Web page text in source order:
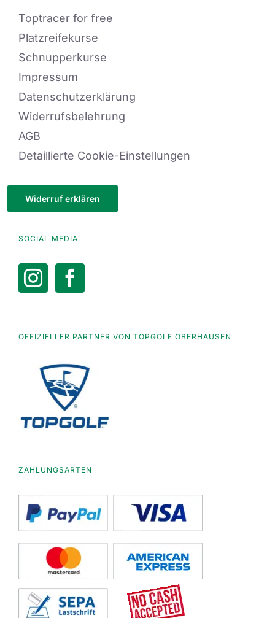
Toptracer for free
Platzreifekurse
Schnupperkurse
Impressum
Datenschutzerklärung
Widerrufsbelehrung
AGB
Detaillierte Cookie-Einstellungen
Widerruf erklären
SOCIAL MEDIA
OFFIZIELLER PARTNER VON TOPGOLF OBERHAUSEN
ZAHLUNGSARTEN